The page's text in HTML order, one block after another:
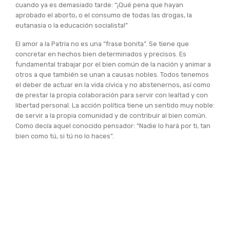
cuando ya es demasiado tarde: “¡Qué pena que hayan
aprobado el aborto, o el consumo de todas las drogas, la
eutanasia o la educación socialista!”
El amor a la Patria no es una “frase bonita”. Se tiene que
concretar en hechos bien determinados y precisos. Es
fundamental trabajar por el bien común de la nación y animar a
otros a que también se unan a causas nobles. Todos tenemos
el deber de actuar en la vida cívica y no abstenernos, así como
de prestar la propia colaboración para servir con lealtad y con
libertad personal. La acción política tiene un sentido muy noble:
de servir a la propia comunidad y de contribuir al bien común.
Como decía aquel conocido pensador: “Nadie lo hará por ti, tan
bien como tú, si tú no lo haces”.